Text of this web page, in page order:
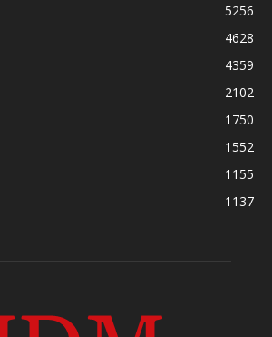
5256
4628
4359
2102
1750
1552
1155
1137